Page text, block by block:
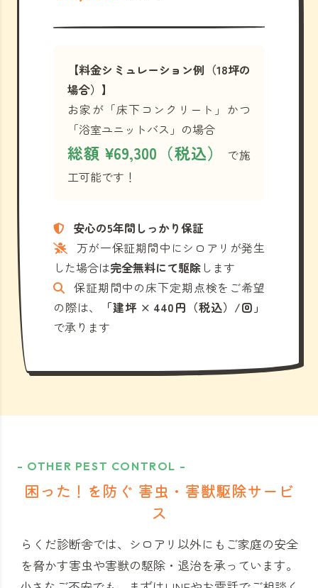
【料金シミュレーション例（18坪の
場合）】
お家が「床下コンクリート」かつ
「浴室ユニットバス」の場合
総額 ¥69,300（税込）
で施
工可能です！
安心の5年間しっかり保証
万が一保証期間中にシロアリが発生
した場合は完全無料にて駆除 します
保証期間中の床下定期点検をご希望
の際は、
「建坪 × 440円（税込）/回」
で承ります
- OTHER PEST CONTROL -
困った！を防ぐ 害虫・害獣駆除サービ
ス
らくだ診断舎では、シロアリ以外にもご家庭の安全
を脅かす害虫や害獣の駆除・退治を承っています。